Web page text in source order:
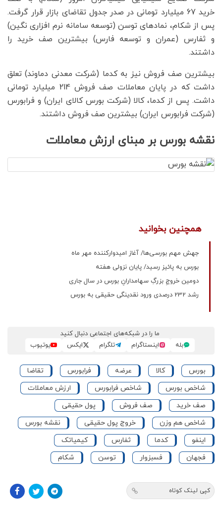
خرید 67 میلیارد تومانی در صدر جدول تقاضای بازار قرار گرفت.
پس از شکام، نمادهای توسن (توسعه سامانه نرم افزاری نگین)
و ثفارس (عمران و توسعه فارس) بیشترین صف خرید را
داشتند.
بیشترین صف فروش نیز به کدما (شرکت معدنی دماوند) تعلق
داشت که در پایان معاملات صف فروش 214 میلیارد تومانی
داشت. پس از کدما، کالا (شرکت بورس کالای ایران) و فرابورس
(شرکت فرابورس ایران) بیشترین صف فروش داشتند.
نقشه بورس بر مبنای ارزش معاملات
همچنین بخوانید
جهش مهم بورسی‌ها/ آغاز امیدوارکننده مهر ماه
بورس به پائیز رسید/ پایان نزولی هفته
دومین خروجِ بزرگِ سهامدارانِ بورس در سال جاری
رشد 232 درصدی ورود نقدینگی حقیقی به بورس
ما را در شبکه‌های اجتماعی دنبال کنید
بله
اینستاگرام تلگرام ایکس یوتیوب
بورس کالا عرضه فرابورس
تقاضا
شاخص بورس
شاخص فرابورس
ارزش معاملات
صف خرید
صف فروش
پول حقیقی
شاخص هم‌ وزن
خروج پول حقیقی
نقشه بورس
اینفو
کدما ثفارس
کیمیاتک
فجهان
فسبزوار توسن شکام
کپی لینک کوتاه